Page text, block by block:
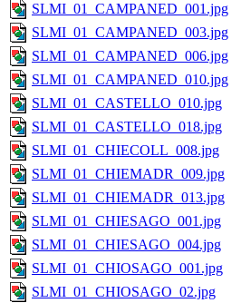
SLMI_01_CAMPANED_001.jpg
SLMI_01_CAMPANED_003.jpg
SLMI_01_CAMPANED_006.jpg
SLMI_01_CAMPANED_010.jpg
SLMI_01_CASTELLO_010.jpg
SLMI_01_CASTELLO_018.jpg
SLMI_01_CHIECOLL_008.jpg
SLMI_01_CHIEMADR_009.jpg
SLMI_01_CHIEMADR_013.jpg
SLMI_01_CHIESAGO_001.jpg
SLMI_01_CHIESAGO_004.jpg
SLMI_01_CHIOSAGO_001.jpg
SLMI_01_CHIOSAGO_02.jpg